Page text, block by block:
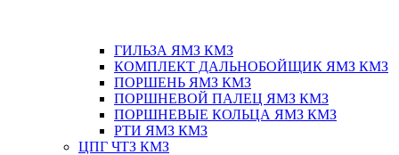
ГИЛЬЗА ЯМЗ КМЗ
КОМПЛЕКТ ДАЛЬНОБОЙЩИК ЯМЗ КМЗ
ПОРШЕНЬ ЯМЗ КМЗ
ПОРШНЕВОЙ ПАЛЕЦ ЯМЗ КМЗ
ПОРШНЕВЫЕ КОЛЬЦА ЯМЗ КМЗ
РТИ ЯМЗ КМЗ
ЦПГ ЧТЗ КМЗ